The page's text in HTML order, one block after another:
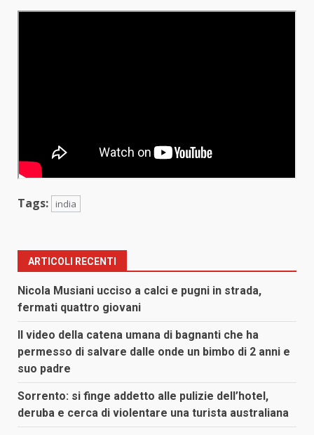
Tags: india
ARTICOLI RECENTI
Nicola Musiani ucciso a calci e pugni in strada,
fermati quattro giovani
Il video della catena umana di bagnanti che ha
permesso di salvare dalle onde un bimbo di 2 anni e
suo padre
Sorrento: si finge addetto alle pulizie dell’hotel,
deruba e cerca di violentare una turista australiana